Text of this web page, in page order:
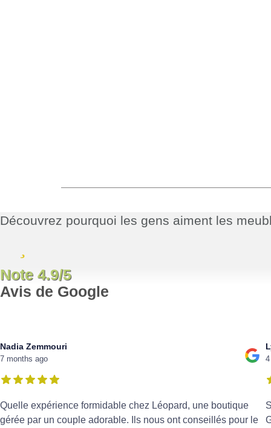
Découvrez pourquoi les gens aiment les
Note 4.9/5
Avis de Google
Nadia Zemmouri
7 months ago
Quelle expérience formidable chez Léopard, une boutique
gérée par un couple adorable. Ils nous ont conseillés pour le